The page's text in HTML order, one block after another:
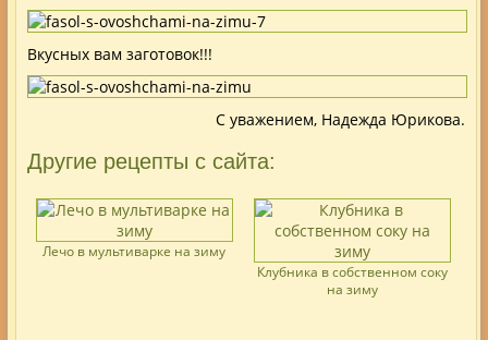
Вкусных вам заготовок!!!
С уважением, Надежда Юрикова.
Другие рецепты с сайта:
Лечо в мультиварке на зиму
Клубника в собственном соку
на зиму